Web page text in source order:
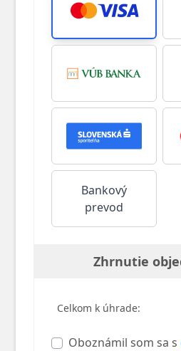
Bankový
prevod
Zhrnutie
Celkom k úhrade:
Oboznámil som sa s